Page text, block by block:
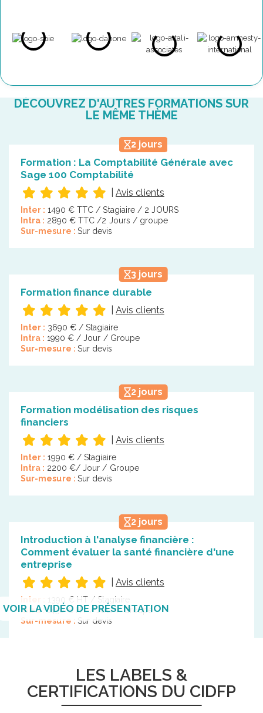
VOIR LA VIDÉO DE PRÉSENTATION
DÉCOUVREZ D'AUTRES FORMATIONS SUR
LE MÊME THÈME
2 jours
Formation : La Comptabilité Générale avec
Sage 100 Comptabilité
Avis clients
Inter : 1490 € TTC / Stagiaire / 2 JOURS
Intra : 2890 € TTC /2 Jours / groupe
Sur-mesure : Sur devis
3 jours
Formation finance durable
Avis clients
Inter : 3690 € / Stagiaire
Intra : 1990 € / Jour / Groupe
Sur-mesure : Sur devis
2 jours
Formation modélisation des risques
financiers
Avis clients
Inter : 1990 € / Stagiaire
Intra : 2200 €/ Jour / Groupe
Sur-mesure : Sur devis
2 jours
Introduction à l'analyse financière :
Comment évaluer la santé financière d'une
entreprise
Avis clients
Inter :
1390 € HT / Stagiaire
Intra :1450 € HT / Jour / Groupe
Sur-mesure : Sur devis
LES LABELS &
CERTIFICATIONS DU CIDFP